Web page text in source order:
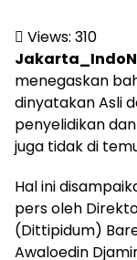
Views: 310
menegaskan
dinyatakan Asli
penyelidikan
juga tidak di
Hal ini
pers oleh
(Dittipidum)
Awaloedin